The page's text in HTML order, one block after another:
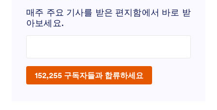
매주 주요 기사를 받은 편지함에서 바로 받
아보세요.
152,255 구독자들과 합류하세요